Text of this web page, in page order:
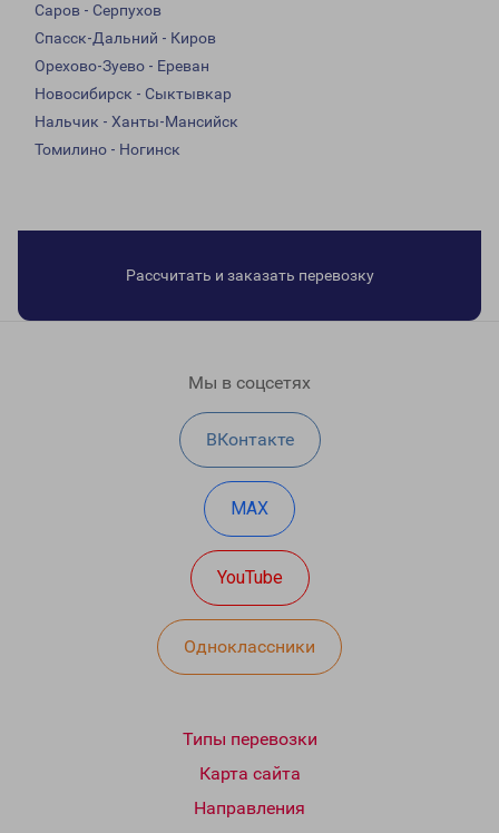
Саров - Серпухов
Спасск-Дальний - Киров
Орехово-Зуево - Ереван
Новосибирск - Сыктывкар
Нальчик - Ханты-Мансийск
Томилино - Ногинск
Рассчитать и заказать перевозку
Мы в соцсетях
ВКонтакте
MAX
YouTube
Одноклассники
Типы перевозки
Карта сайта
Направления